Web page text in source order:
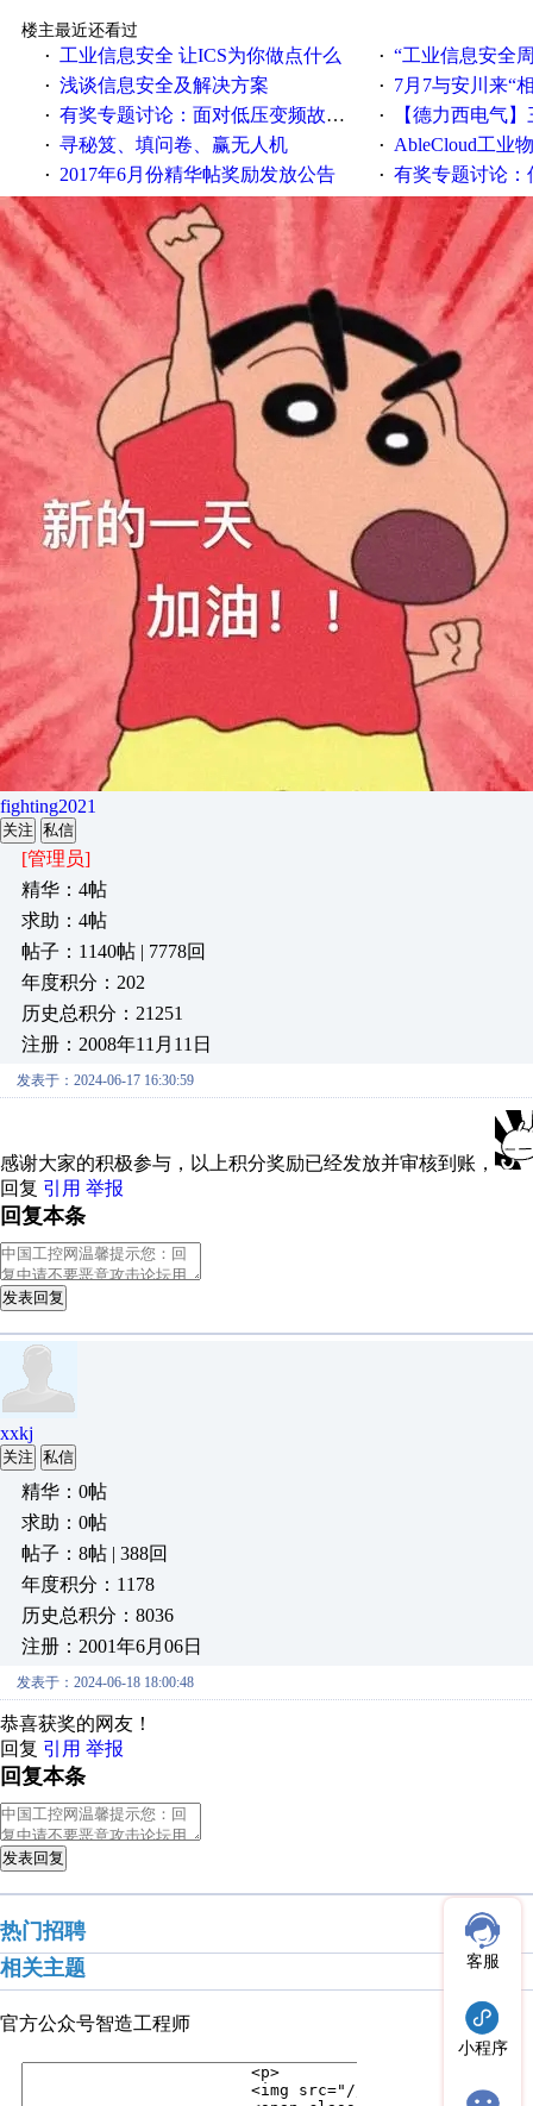
楼主最近还看过
·
工业信息安全 让ICS为你做点什么 · “工业信息安全周之我见”
· 浅谈信息安全及解决方案 · 7月7与安川来“
· 有奖专题讨论：面对低压变频故障，老手是这样解决的！ · 【德力西电气】三
· 寻秘笈、填问卷、赢无人机 · AbleCloud工业物联
· 2017年6月份精华帖奖励发放公告 · 有奖专题讨论：伺服选择
fighting2021
关注 私信
[管理员]
精华：4帖
求助：4帖
帖子：1140帖 | 7778回
年度积分：202
历史总积分：21251
注册：2008年11月11日
发表于：2024-06-17 16:30:59
感谢大家的积极参与，以上积分奖励已经发放并审核到账，
回复 引用 举报
回复本条
发表回复
xxkj
关注 私信
精华：0帖
求助：0帖
帖子：8帖 | 388回
年度积分：1178
历史总积分：8036
注册：2001年6月06日
发表于：2024-06-18 18:00:48
恭喜获奖的网友！
回复 引用 举报
回复本条
发表回复
热门招聘
相关主题
官方公众号智造工程师
客服
小程序